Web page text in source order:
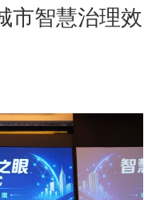
市智慧治理效